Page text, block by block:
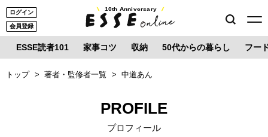
ログイン
会員登録
10th Anniversary
ESSE読者101 家事コツ 収納 50代からの暮らし フー
トップ 著者・監修者一覧 中道あん
PROFILE
プロフィール